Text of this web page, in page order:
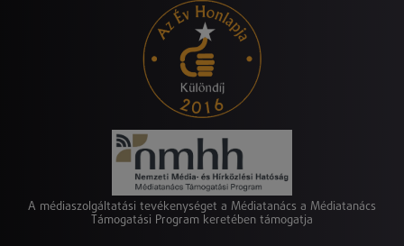
A médiaszolgáltatási tevékenységet a Médiatanács a Médiatanács
Támogatási Program keretében támogatja